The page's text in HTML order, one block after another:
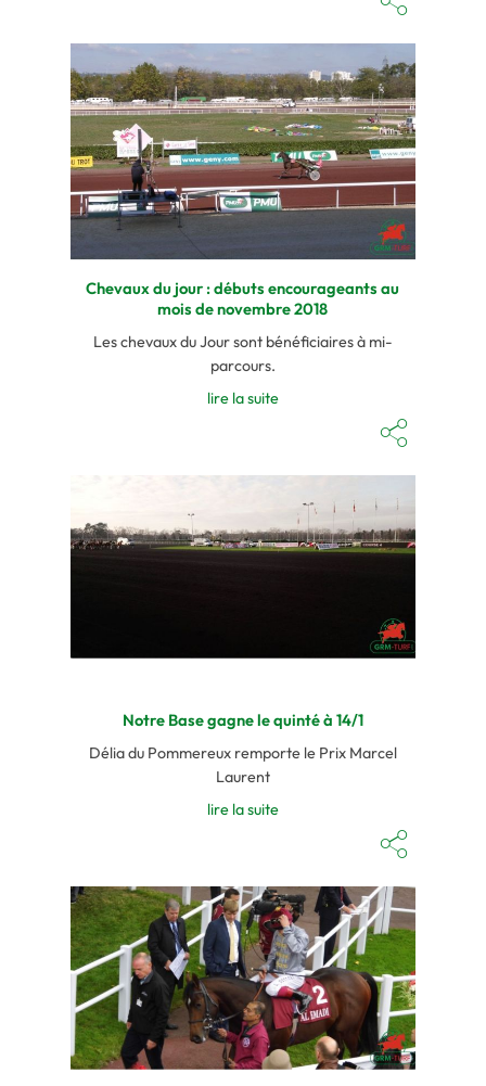
Chevaux du jour : débuts encourageants au
mois de novembre 2018
Les chevaux du Jour sont bénéficiaires à mi-
parcours.
lire la suite
Notre Base gagne le quinté à 14/1
Délia du Pommereux remporte le Prix Marcel
Laurent
lire la suite